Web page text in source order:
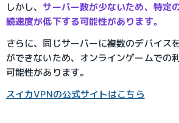
しかし、 サーバー数が少ないため、特定
続速度が低下する可能性があります。
さらに、同じサーバーに複数のデバイス
ができないため、オンラインゲームでの
可能性があります。
スイカVPNの公式サイトはこちら